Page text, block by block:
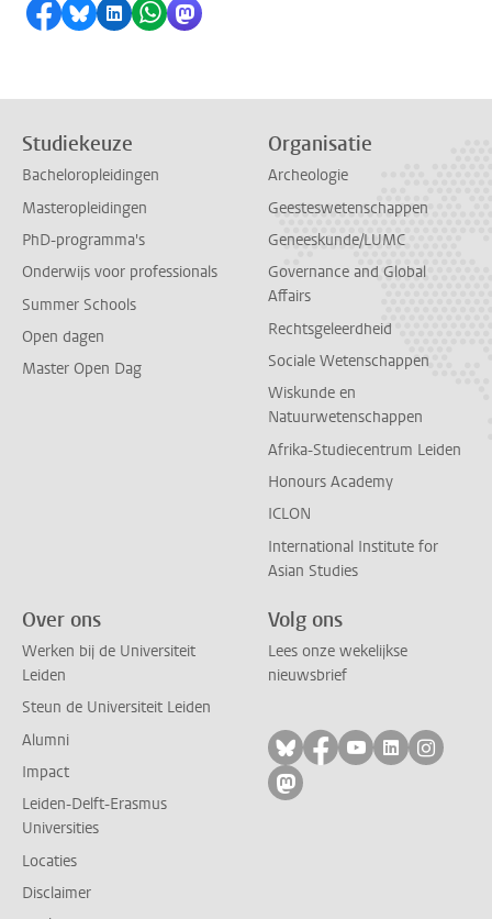
Delen op Facebook
Delen via Bluesky
Delen op LinkedIn
Delen via WhatsApp
Delen via Mastodon
Studiekeuze
Bacheloropleidingen
Masteropleidingen
PhD-programma's
Onderwijs voor professionals
Summer Schools
Open dagen
Master Open Dag
Organisatie
Archeologie
Geesteswetenschappen
Geneeskunde/LUMC
Governance and Global
Affairs
Rechtsgeleerdheid
Sociale Wetenschappen
Wiskunde en
Natuurwetenschappen
Afrika-Studiecentrum Leiden
Honours Academy
ICLON
International Institute for
Asian Studies
Over ons
Werken bij de Universiteit
Leiden
Steun de Universiteit Leiden
Alumni
Impact
Leiden-Delft-Erasmus
Universities
Locaties
Disclaimer
Volg ons
Lees onze wekelijkse
nieuwsbrief
Volg ons op bluesky
Volg ons op
Volg ons op
Volg ons
Volg
Volg ons op mastodon